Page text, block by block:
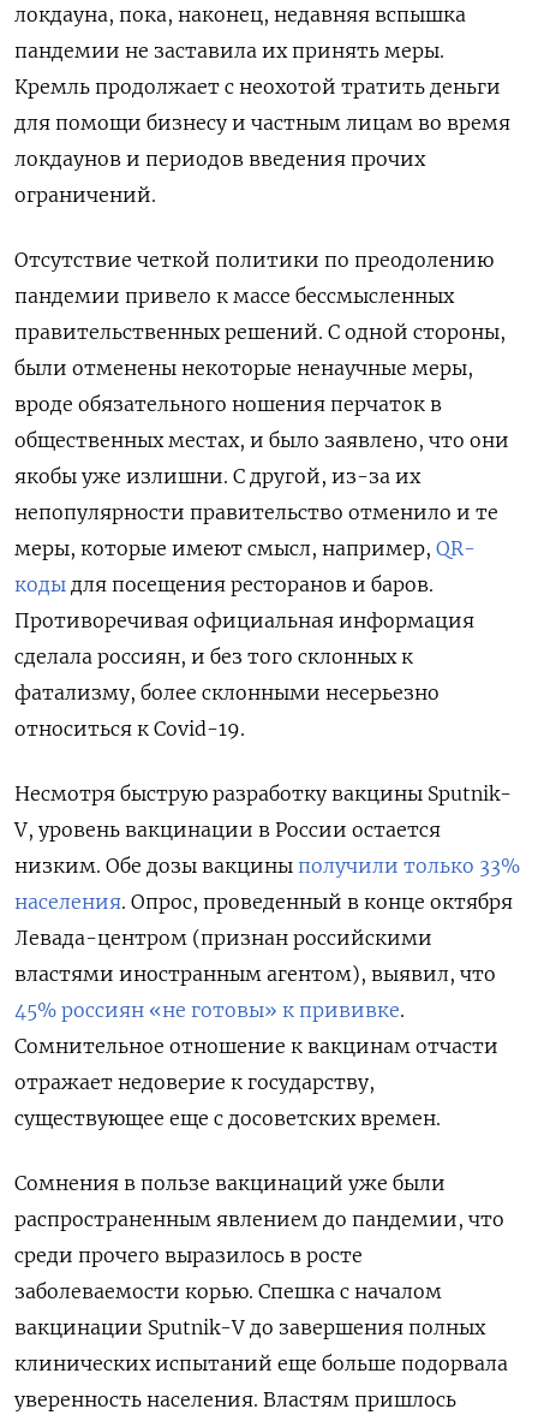
локдауна, пока, наконец, недавняя вспышка
пандемии не заставила их принять меры.
Кремль продолжает с неохотой тратить деньги
для помощи бизнесу и частным лицам во время
локдаунов и периодов введения прочих
ограничений.
Отсутствие четкой политики по преодолению
пандемии привело к массе бессмысленных
правительственных решений. С одной стороны,
были отменены некоторые ненаучные меры,
вроде обязательного ношения перчаток в
общественных местах, и было заявлено, что они
якобы уже излишни. С другой, из-за их
непопулярности правительство отменило и те
меры, которые имеют смысл, например, QR-
коды для посещения ресторанов и баров.
Противоречивая официальная информация
сделала россиян, и без того склонных к
фатализму, более склонными несерьезно
относиться к Covid-19.
Несмотря быструю разработку вакцины Sputnik-
V, уровень вакцинации в России остается
низким. Обе дозы вакцины получили только 33%
населения. Опрос, проведенный в конце октября
Левада-центром (признан российскими
властями иностранным агентом), выявил, что
45% россиян «не готовы» к прививке.
Сомнительное отношение к вакцинам отчасти
отражает недоверие к государству,
существующее еще с досоветских времен.
Сомнения в пользе вакцинаций уже были
распространенным явлением до пандемии, что
среди прочего выразилось в росте
заболеваемости корью. Спешка с началом
вакцинации Sputnik-V до завершения полных
клинических испытаний еще больше подорвала
уверенность населения. Властям пришлось